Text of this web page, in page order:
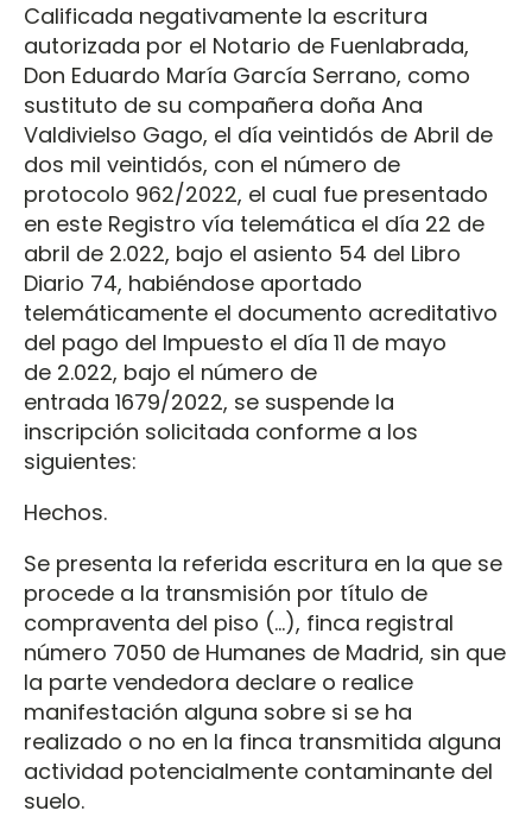
Calificada negativamente la escritura
autorizada por el Notario de Fuenlabrada,
Don Eduardo María García Serrano, como
sustituto de su compañera doña Ana
Valdivielso Gago, el día veintidós de Abril de
dos mil veintidós, con el número de
protocolo 962/2022, el cual fue presentado
en este Registro vía telemática el día 22 de
abril de 2.022, bajo el asiento 54 del Libro
Diario 74, habiéndose aportado
telemáticamente el documento acreditativo
del pago del Impuesto el día 11 de mayo
de 2.022, bajo el número de
entrada 1679/2022, se suspende la
inscripción solicitada conforme a los
siguientes:
Hechos.
Se presenta la referida escritura en la que se
procede a la transmisión por título de
compraventa del piso (…), finca registral
número 7050 de Humanes de Madrid, sin que
la parte vendedora declare o realice
manifestación alguna sobre si se ha
realizado o no en la finca transmitida alguna
actividad potencialmente contaminante del
suelo.